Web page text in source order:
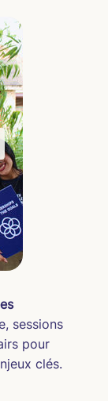
sessions
pour
clés.